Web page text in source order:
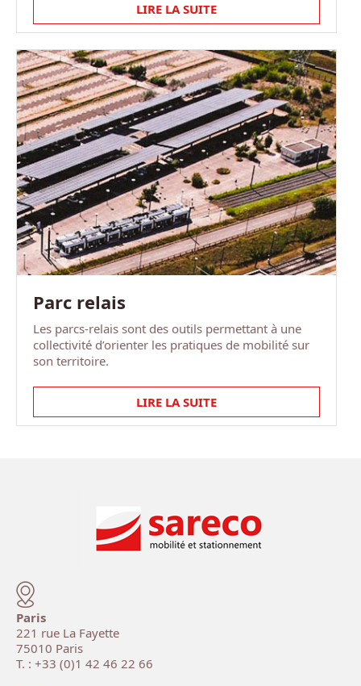
LIRE LA SUITE
Parc relais
Les parcs-relais sont des outils permettant à une
collectivité d’orienter les pratiques de mobilité sur
son territoire.
LIRE LA SUITE
Paris
221 rue La Fayette
75010 Paris
T. : +33 (0)1 42 46 22 66